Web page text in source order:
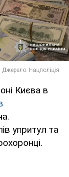
Києва в
упритул та